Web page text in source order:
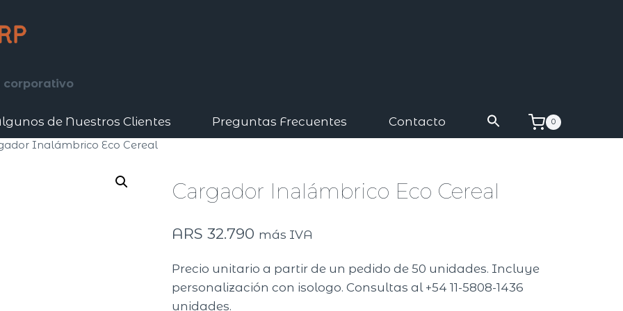
corporativo
de Nuestros Clientes Preguntas Frecuentes Contacto 0
Inalámbrico Eco Cereal
Cargador Inalámbrico Eco Cereal
ARS 32.790 más IVA
Precio unitario a partir de un pedido de 50 unidades. Incluye
personalización con isologo. Consultas al +54 11-5808-1436
unidades.